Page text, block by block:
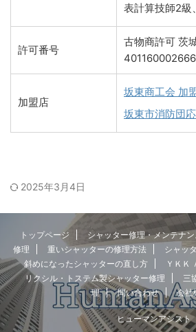
表計算技師2級、
許可番号
古物商許可 茨
加盟店
坂東商工会 加
坂東市消防団
2025年3月4日
トップページ シャッター修理・メンテナン
修理
重いシャッターの修理方法
シャッ
斜めになったシャッターの直し方
ＹＫＫ
リクシル・トステム製シャッター修理
三
理
問い合わせ 会社
ヒューマンアシスト